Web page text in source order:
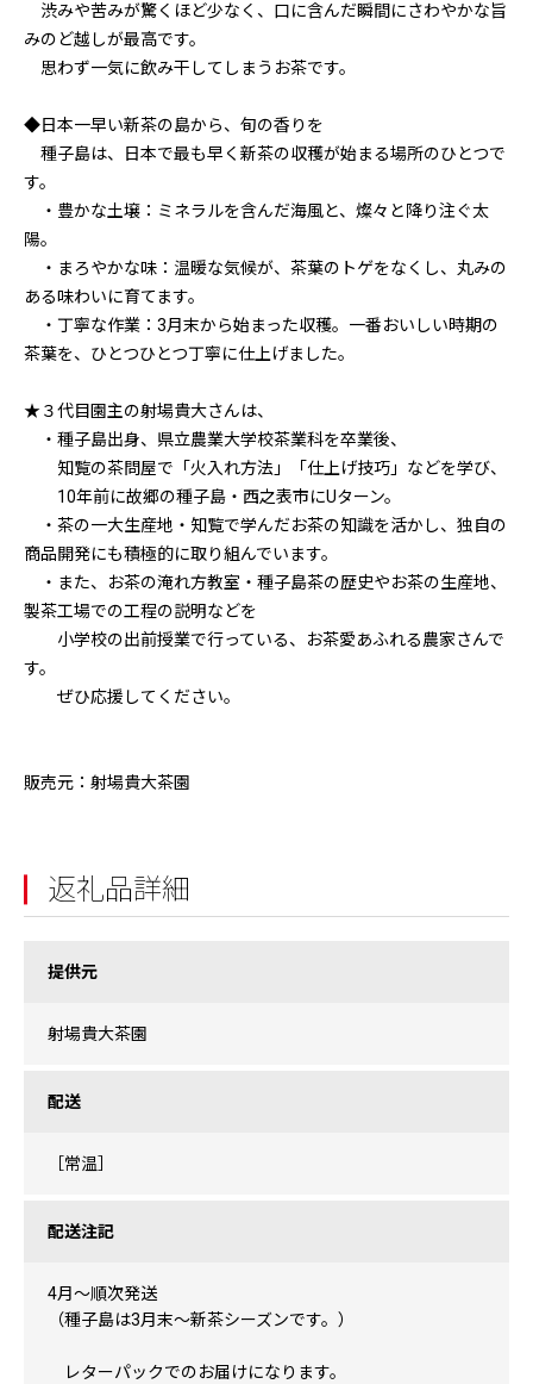
渋みや苦みが驚くほど少なく、口に含んだ瞬間にさわやかな旨
みのど越しが最高です。
思わず一気に飲み干してしまうお茶です。
◆日本一早い新茶の島から、旬の香りを
種子島は、日本で最も早く新茶の収穫が始まる場所のひとつで
す。
・豊かな土壌：ミネラルを含んだ海風と、燦々と降り注ぐ太
陽。
・まろやかな味：温暖な気候が、茶葉のトゲをなくし、丸みの
ある味わいに育てます。
・丁寧な作業：3月末から始まった収穫。一番おいしい時期の
茶葉を、ひとつひとつ丁寧に仕上げました。
★３代目園主の射場貴大さんは、
・種子島出身、県立農業大学校茶業科を卒業後、
知覧の茶問屋で「火入れ方法」「仕上げ技巧」などを学び、
10年前に故郷の種子島・西之表市にUターン。
・茶の一大生産地・知覧で学んだお茶の知識を活かし、独自の
商品開発にも積極的に取り組んでいます。
・また、お茶の淹れ方教室・種子島茶の歴史やお茶の生産地、
製茶工場での工程の説明などを
小学校の出前授業で行っている、お茶愛あふれる農家さんで
す。
ぜひ応援してください。
販売元：射場貴大茶園
返礼品詳細
提供元
射場貴大茶園
配送
［常温］
配送注記
4月～順次発送
（種子島は3月末～新茶シーズンです。）
レターパックでのお届けになります。